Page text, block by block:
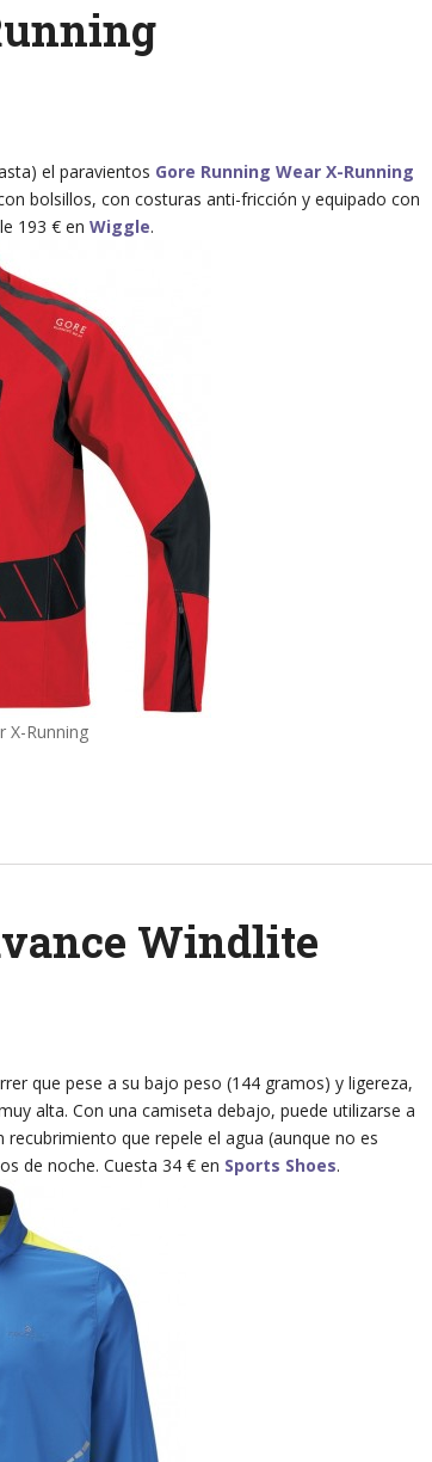
el paravientos Gore Running Wear X-Running
bolsillos, con costuras anti-fricción y equipado con
193 € en Wiggle.
X-Running
Windlite
que pese a su bajo peso (144 gramos) y ligereza,
alta. Con una camiseta debajo, puede utilizarse a
que repele el agua (aunque no es
de noche. Cuesta 34 € en Sports Shoes.